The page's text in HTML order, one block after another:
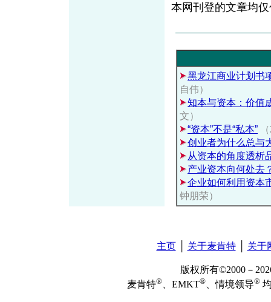
本网刊登的文章均
黑龙江商业计划书
自伟）
知本与资本：价值
文）
“资本”不是“私本”
创业者为什么总与
从资本的角度透析
产业资本向何处去
企业如何利用资本
钟朋荣）
主页│ 关于麦肯特│ 关于
版权所有©2000－
麦肯特® 、EMKT® 、情境领导®